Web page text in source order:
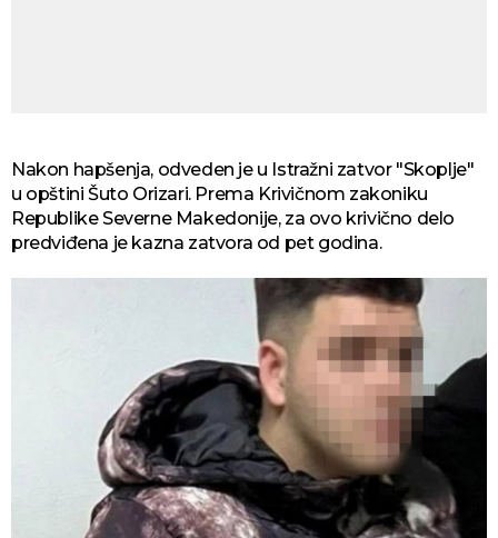
Nakon hapšenja, odveden je u Istražni zatvor "Skoplje"
u opštini Šuto Orizari. Prema Krivičnom zakoniku
Republike Severne Makedonije, za ovo krivično delo
predviđena je kazna zatvora od pet godina.